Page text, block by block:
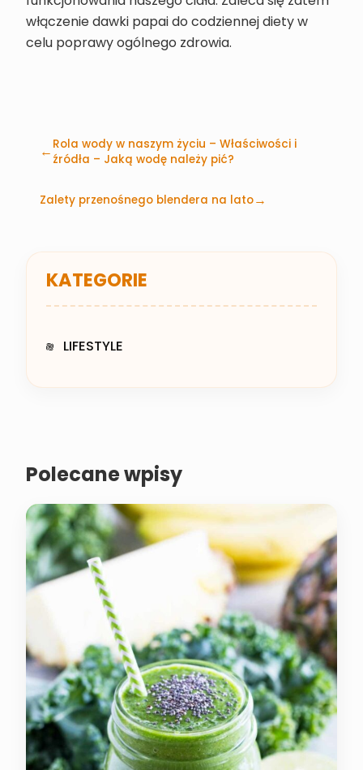
włączenie dawki papai do codziennej diety w
celu poprawy ogólnego zdrowia.
Rola wody w naszym życiu – Właściwości i
źródła – Jaką wodę należy pić?
Zalety przenośnego blendera na lato
KATEGORIE
LIFESTYLE
Polecane wpisy